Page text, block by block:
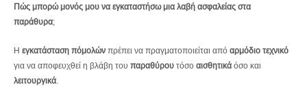
Πώς μπορώ μονός μου να εγκαταστήσω μια λαβή ασφαλείας στα
παράθυρα;
Η εγκατάσταση πόμολών πρέπει να πραγματοποιείται από αρμόδιο τεχνικό
για να αποφευχθεί η βλάβη του παραθύρου τόσο αισθητικά όσο και
λειτουργικά